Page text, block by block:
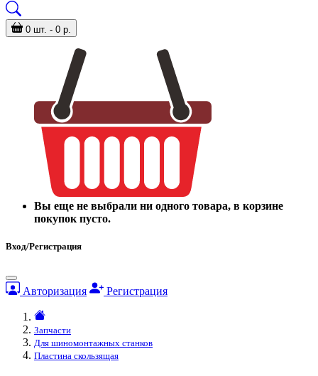
0 шт. - 0 р.
Вы еще не выбрали ни одного товара, в корзине
покупок пусто.
Вход/Регистрация
Авторизация Регистрация
Запчасти
Для шиномонтажных станков
Пластина скользящая